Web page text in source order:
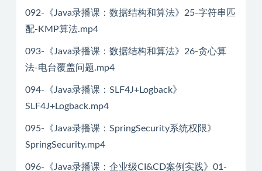
092-《Java录播课：数据结构和算法》25-字符串匹
配-KMP算法.mp4
093-《Java录播课：数据结构和算法》26-贪心算
法-电台覆盖问题.mp4
094-《Java录播课：SLF4J+Logback》
SLF4J+Logback.mp4
095-《Java录播课：SpringSecurity系统权限》
SpringSecurity.mp4
096-《Java录播课：企业级CI&CD案例实践》01-